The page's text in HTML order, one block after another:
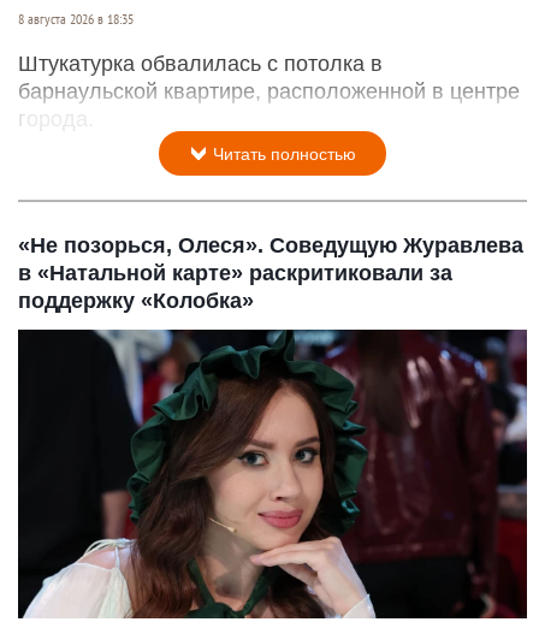
8 августа 2026 в 18:35
Штукатурка обвалилась с потолка в
барнаульской квартире, расположенной в центре
города.
Читать полностью
«Не позорься, Олеся». Соведущую Журавлева
в «Натальной карте» раскритиковали за
поддержку «Колобка»